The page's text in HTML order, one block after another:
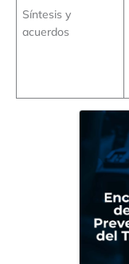
Síntesis y
acuerdos